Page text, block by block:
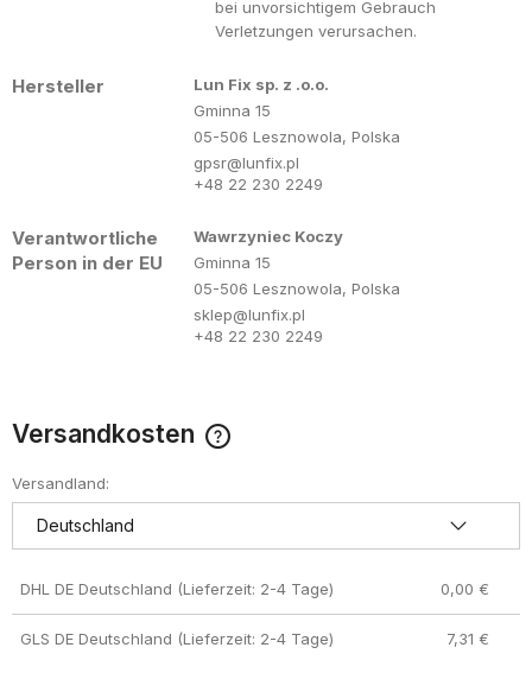
bei unvorsichtigem Gebrauch
Verletzungen verursachen.
Hersteller
Lun Fix sp. z .o.o.
Gminna 15
05-506 Lesznowola, Polska
gpsr@lunfix.pl
+48 22 230 2249
Verantwortliche
Person in der EU
Wawrzyniec Koczy
Gminna 15
05-506 Lesznowola, Polska
sklep@lunfix.pl
+48 22 230 2249
Versandkosten
Zahlungskosten
Versandland:
DHL DE Deutschland (Lieferzeit: 2-4 Tage) 0,00 €
GLS DE Deutschland (Lieferzeit: 2-4 Tage) 7,31 €